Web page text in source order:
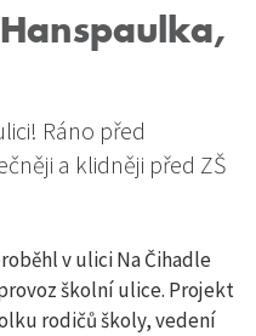
Ráno před
a klidněji před ZŠ
v ulici Na Čihadle
školní ulice. Projekt
rodičů školy, vedení